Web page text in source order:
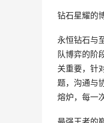
钻石星耀的
永恒钻石与
队博弈的阶
关重要，针
题，沟通与
熔炉，每一